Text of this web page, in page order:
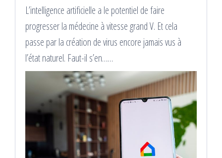
L’intelligence artificielle a le potentiel de faire
progresser la médecine à vitesse grand V. Et cela
passe par la création de virus encore jamais vus à
l’état naturel. Faut-il s’en……